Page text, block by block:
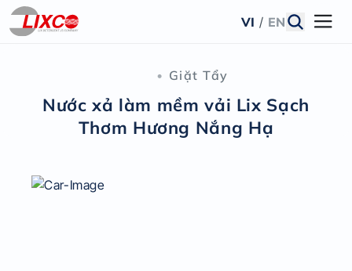
VI/ EN
• Giặt Tẩy
Nước xả làm mềm vải Lix Sạch
Thơm Hương Nắng Hạ